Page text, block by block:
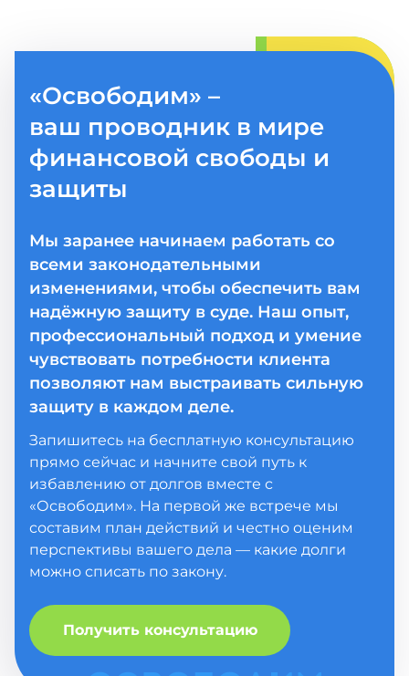
«Освободим» –
ваш проводник в мире
финансовой свободы и
защиты
Мы заранее начинаем работать со
всеми законодательными
изменениями, чтобы обеспечить вам
надёжную защиту в суде. Наш опыт,
профессиональный подход и умение
чувствовать потребности клиента
позволяют нам выстраивать сильную
защиту в каждом деле.
Запишитесь на бесплатную консультацию
прямо сейчас и начните свой путь к
избавлению от долгов вместе с
«Освободим». На первой же встрече мы
составим план действий и честно оценим
перспективы вашего дела — какие долги
можно списать по закону.
Получить консультацию